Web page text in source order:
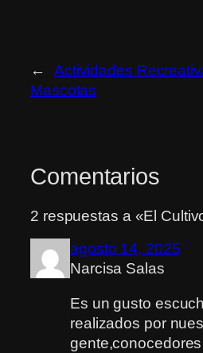
←
Actividades
Mascotas
Comentarios
2 respuestas a «El
agosto 14, 2025
Narcisa Salas
Es un gusto
realizados por